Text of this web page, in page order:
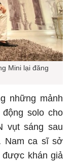
Mini lại đăng
những mảnh
solo cho
vụt sáng sau
Nam ca sĩ sở
khán giả